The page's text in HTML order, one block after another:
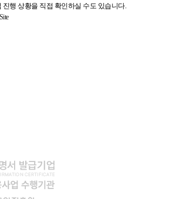
행 상황을 직접 확인하실 수도 있습니다.